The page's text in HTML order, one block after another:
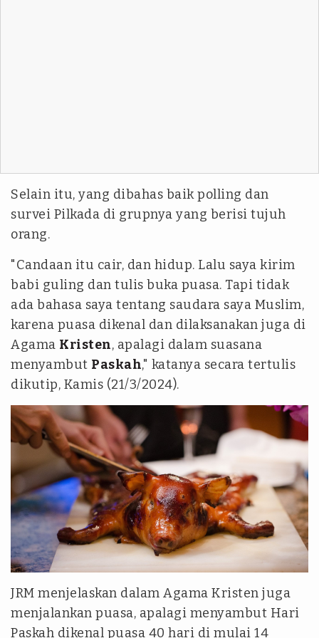
Selain itu, yang dibahas baik polling dan
survei Pilkada di grupnya yang berisi tujuh
orang.
"Candaan itu cair, dan hidup. Lalu saya kirim
babi guling dan tulis buka puasa. Tapi tidak
ada bahasa saya tentang saudara saya Muslim,
karena puasa dikenal dan dilaksanakan juga di
Agama Kristen, apalagi dalam suasana
menyambut Paskah," katanya secara tertulis
dikutip, Kamis (21/3/2024).
JRM menjelaskan dalam Agama Kristen juga
menjalankan puasa, apalagi menyambut Hari
Paskah dikenal puasa 40 hari di mulai 14